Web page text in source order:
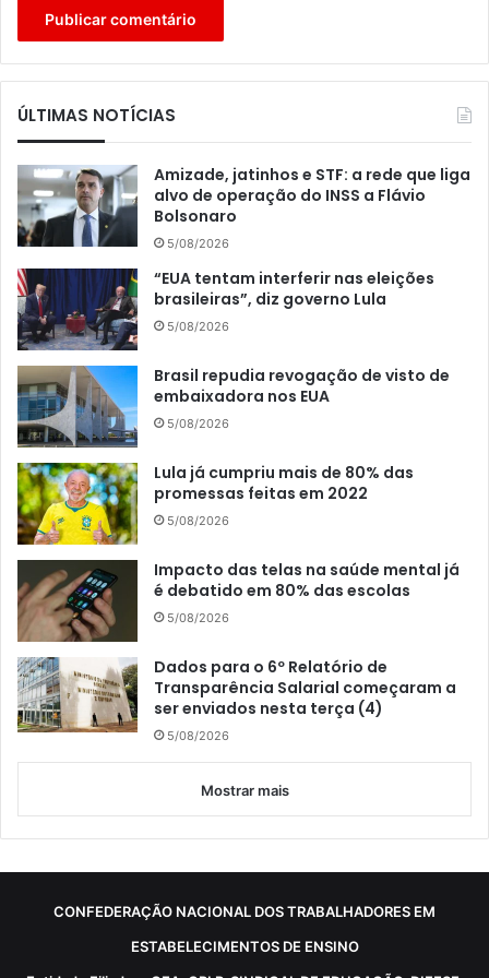
ÚLTIMAS NOTÍCIAS
Amizade, jatinhos e STF: a rede que liga
alvo de operação do INSS a Flávio
Bolsonaro
5/08/2026
“EUA tentam interferir nas eleições
brasileiras”, diz governo Lula
5/08/2026
Brasil repudia revogação de visto de
embaixadora nos EUA
5/08/2026
Lula já cumpriu mais de 80% das
promessas feitas em 2022
5/08/2026
Impacto das telas na saúde mental já
é debatido em 80% das escolas
5/08/2026
Dados para o 6º Relatório de
Transparência Salarial começaram a
ser enviados nesta terça (4)
5/08/2026
Mostrar mais
CONFEDERAÇÃO NACIONAL DOS TRABALHADORES EM
ESTABELECIMENTOS DE ENSINO